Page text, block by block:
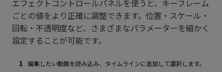
エフェクトコントロールパネルを使うと、キーフレーム
ごとの値をより正確に調整できます。位置・スケール・
回転・不透明度など、さまざまなパラメーターを細かく
設定することが可能です。
編集したい動画を読み込み、タイムラインに追加して選択します。